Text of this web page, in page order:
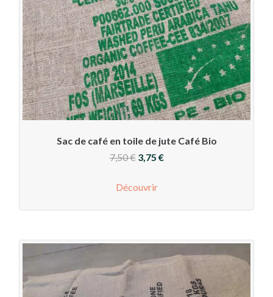
Sac de café en toile de jute Café Bio
7,50€ Le
initial
était :
3,75 €Le
est :
Découvrir